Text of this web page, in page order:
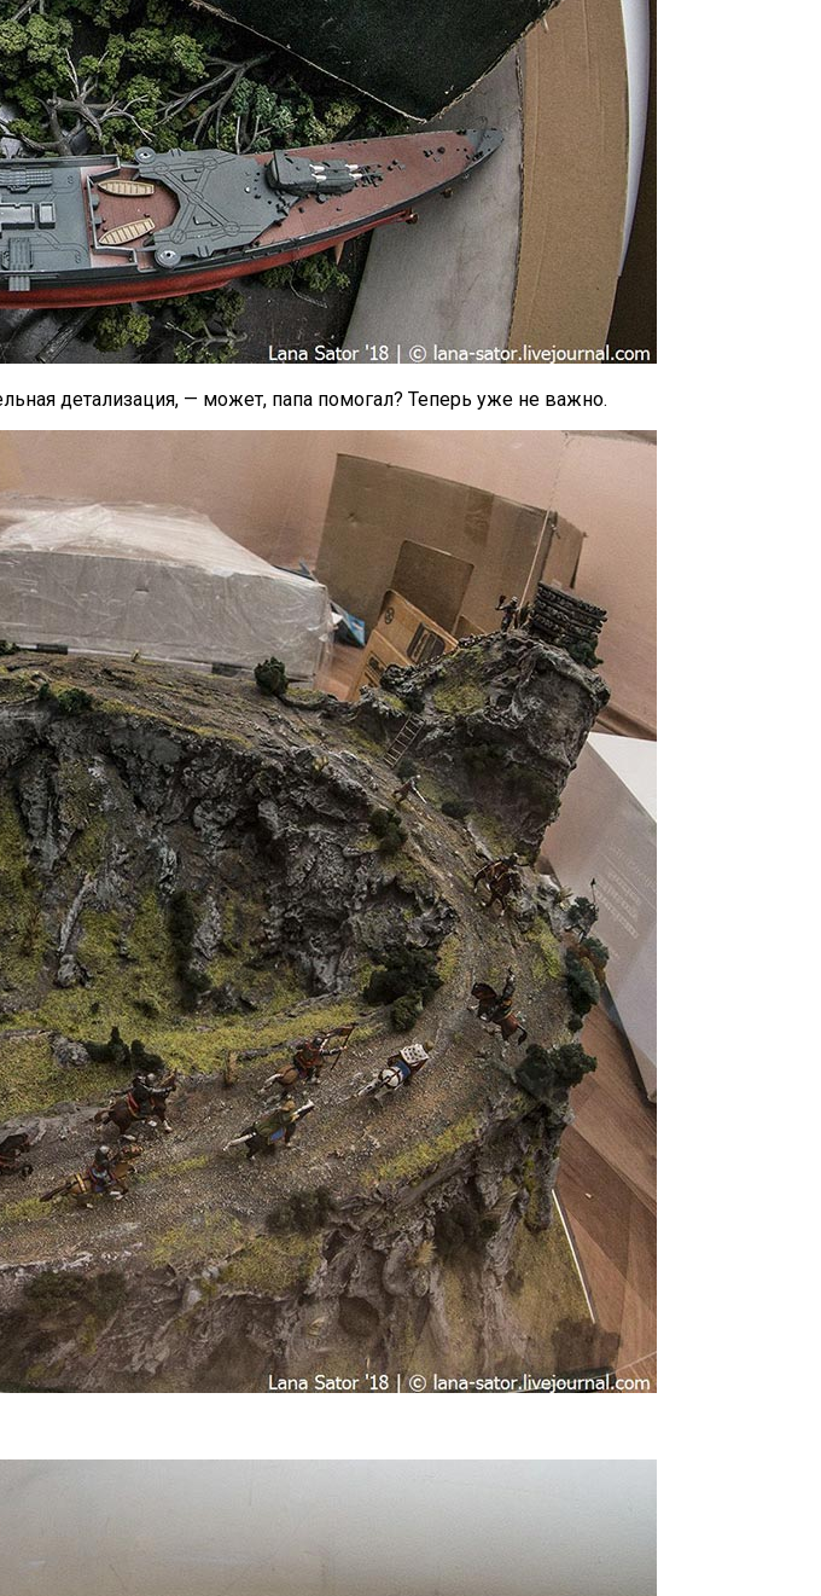
детализация, — может, папа помогал? Теперь уже не важно.